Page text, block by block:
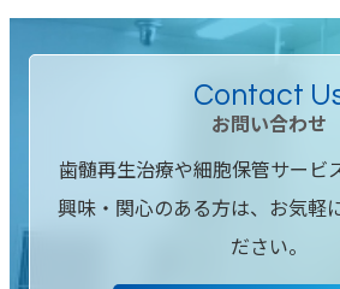
Contact
お問い合わせ
歯髄再生治療や細胞保管サービ
興味・関心のある方は、お気軽
ださい。